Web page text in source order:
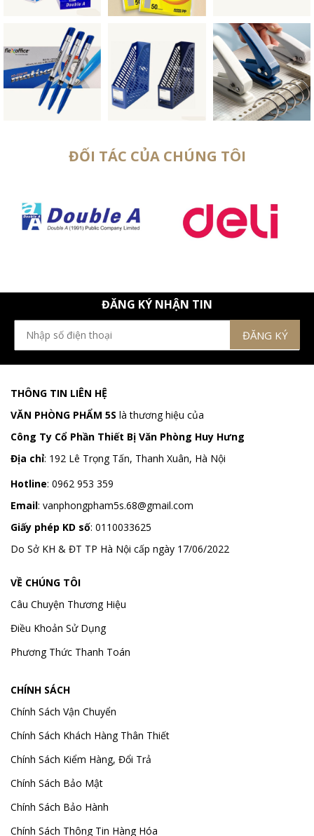
ĐỐI TÁC CỦA CHÚNG TÔI
ĐĂNG KÝ NHẬN TIN
THÔNG TIN LIÊN HỆ
VĂN PHÒNG PHẨM 5S là thương hiệu của
Công Ty Cổ Phần Thiết Bị Văn Phòng Huy Hưng
Địa chỉ: 192 Lê Trọng Tấn, Thanh Xuân, Hà Nội
Hotline: 0962 953 359
Email: vanphongpham5s.68@gmail.com
Giấy phép KD số: 0110033625
Do Sở KH & ĐT TP Hà Nội cấp ngày 17/06/2022
VỀ CHÚNG TÔI
Câu Chuyện Thương Hiệu
Điều Khoản Sử Dụng
Phương Thức Thanh Toán
CHÍNH SÁCH
Chính Sách Vận Chuyển
Chính Sách Khách Hàng Thân Thiết
Chính Sách Kiểm Hàng, Đổi Trả
Chính Sách Bảo Mật
Chính Sách Bảo Hành
Chính Sách Thông Tin Hàng Hóa